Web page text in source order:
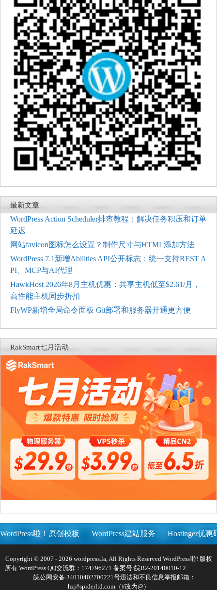
最新文章
WordPress Action Scheduler排查教程：解决任务积压和订单
延迟
网站favicon图标怎么设置？制作尺寸与HTML添加方法
WordPress 7.1新增Abilities API公开标志：统一支持REST A
PI、MCP与AI代理
HawkHost 2026年8月主机优惠：共享主机低至$2.61/月，
高性能主机同步折扣
FlyWP新增全局命令面板 Git部署和服务器开通更方便
RakSmart七月活动
WordPress啦！原创模板 WordPress建站服务 Hostinger优惠
Copyright © 2007 - 2026 wordpress.la, All Rights Reserved WordPress啦! 版权
所有 WordPress QQ交流群：174796271 备案号:皖B2-20140010-12
皖公网安备 34010402700221号违法和不良信息举报邮箱：
hzj#spiderltd.com（#改为@）